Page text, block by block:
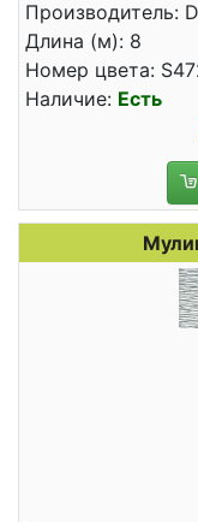
Производитель:
Длина (м): 8
Номер цвета:
Наличие: Есть